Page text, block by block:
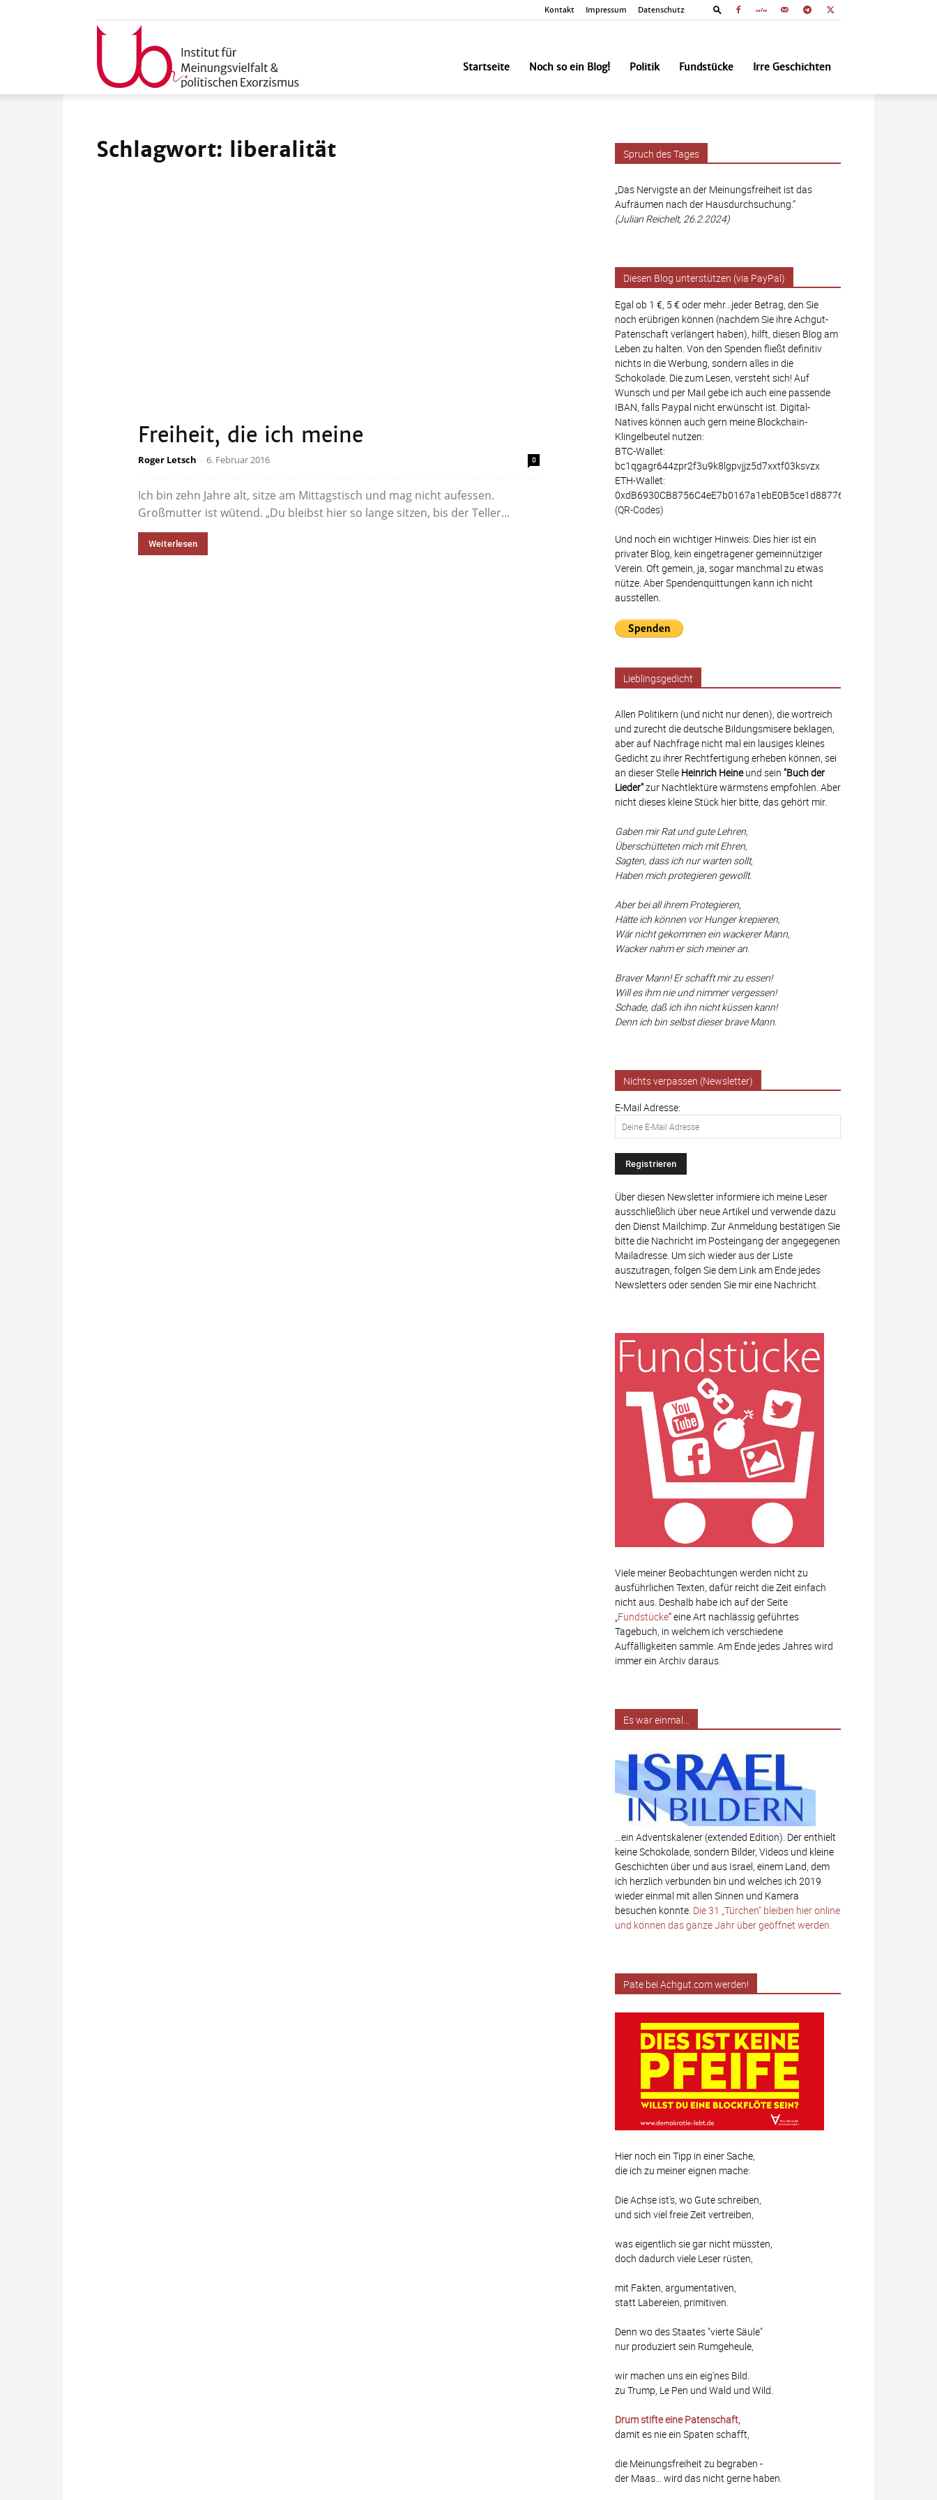
Kontakt Impressum Datenschutz
Startseite Noch so ein Blog! Politik Fundstücke Irre Geschichten
Schlagwort: liberalität
Freiheit, die ich meine
Roger Letsch - 6. Februar 2016 0
Ich bin zehn Jahre alt, sitze am Mittagstisch und mag nicht aufessen.
Großmutter ist wütend. „Du bleibst hier so lange sitzen, bis der Teller...
Weiterlesen
Spruch des Tages
„Das Nervigste an der Meinungsfreiheit ist das
Aufräumen nach der Hausdurchsuchung.“
(Julian Reichelt, 26.2.2024)
Diesen Blog unterstützen (via PayPal)
Egal ob 1 €, 5 € oder mehr...jeder Betrag, den Sie
noch erübrigen können (nachdem Sie ihre Achgut-
Patenschaft verlängert haben), hilft, diesen Blog am
Leben zu halten. Von den Spenden fließt definitiv
nichts in die Werbung, sondern alles in die
Schokolade. Die zum Lesen, versteht sich! Auf
Wunsch und per Mail gebe ich auch eine passende
IBAN, falls Paypal nicht erwünscht ist. Digital-
Natives können auch gern meine Blockchain-
Klingelbeutel nutzen:
BTC-Wallet:
bc1qgagr644zpr2f3u9k8lgpvjjz5d7xxtf03ksvzx
ETH-Wallet:
0xdB6930CB8756C4eE7b0167a1ebE0B5ce1d887766
(QR-Codes)
Und noch ein wichtiger Hinweis: Dies hier ist ein
privater Blog, kein eingetragener gemeinnütziger
Verein. Oft gemein, ja, sogar manchmal zu etwas
nütze. Aber Spendenquittungen kann ich nicht
ausstellen.
Lieblingsgedicht
Allen Politikern (und nicht nur denen), die wortreich
und zurecht die deutsche Bildungsmisere beklagen,
aber auf Nachfrage nicht mal ein lausiges kleines
Gedicht zu ihrer Rechtfertigung erheben können, sei
an dieser Stelle Heinrich Heineund sein "Buch der
Lieder"zur Nachtlektüre wärmstens empfohlen. Aber
nicht dieses kleine Stück hier bitte, das gehört mir.
Gaben mir Rat und gute Lehren,
Überschütteten mich mit Ehren,
Sagten, dass ich nur warten sollt,
Haben mich protegieren gewollt.
Aber bei all ihrem Protegieren,
Hätte ich können vor Hunger krepieren,
Wär nicht gekommen ein wackerer Mann,
Wacker nahm er sich meiner an.
Braver Mann! Er schafft mir zu essen!
Will es ihm nie und nimmer vergessen!
Schade, daß ich ihn nicht küssen kann!
Denn ich bin selbst dieser brave Mann.
Nichts verpassen (Newsletter)
E-Mail Adresse:
Über diesen Newsletter informiere ich meine Leser
ausschließlich über neue Artikel und verwende dazu
den Dienst Mailchimp. Zur Anmeldung bestätigen Sie
bitte die Nachricht im Posteingang der angegegenen
Mailadresse. Um sich wieder aus der Liste
auszutragen, folgen Sie dem Link am Ende jedes
Newsletters oder senden Sie mir eine Nachricht.
Viele meiner Beobachtungen werden nicht zu
ausführlichen Texten, dafür reicht die Zeit einfach
nicht aus. Deshalb habe ich auf der Seite
„Fundstücke“ eine Art nachlässig geführtes
Tagebuch, in welchem ich verschiedene
Auffälligkeiten sammle. Am Ende jedes Jahres wird
immer ein Archiv daraus.
Es war einmal…
…ein Adventskalener (extended Edition). Der enthielt
keine Schokolade, sondern Bilder, Videos und kleine
Geschichten über und aus Israel, einem Land, dem
ich herzlich verbunden bin und welches ich 2019
wieder einmal mit allen Sinnen und Kamera
besuchen konnte. Die 31 „Türchen“ bleiben hier online
und können das ganze Jahr über geöffnet werden.
Pate bei Achgut.com werden!
Hier noch ein Tipp in einer Sache,
die ich zu meiner eignen mache:
Die Achse ist's, wo Gute schreiben,
und sich viel freie Zeit vertreiben,
was eigentlich sie gar nicht müssten,
doch dadurch viele Leser rüsten,
mit Fakten, argumentativen,
statt Labereien, primitiven.
Denn wo des Staates "vierte Säule"
nur produziert sein Rumgeheule,
wir machen uns ein eig'nes Bild.
zu Trump, Le Pen und Wald und Wild.
Drum stifte eine Patenschaft,
damit es nie ein Spaten schafft,
die Meinungsfreiheit zu begraben -
der Maas... wird das nicht gerne haben.